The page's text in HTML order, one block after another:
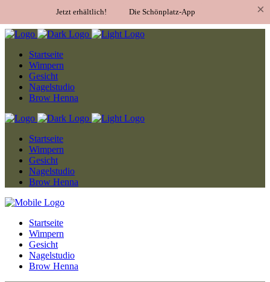
Startseite
Wimpern
Gesicht
Nagelstudio
Brow Henna
Startseite
Wimpern
Gesicht
Nagelstudio
Brow Henna
Startseite
Wimpern
Gesicht
Nagelstudio
Brow Henna